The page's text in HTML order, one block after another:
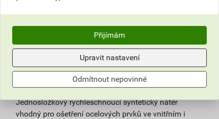
(199,44Kč bez DPH).
Číslo položky:1152025980
Katalogový kód: 9N93A
Jednosložkový rychleschnoucí syntetický nátěr
vhodný pro ošetření ocelových prvků ve vnitřním i
Přijímám
Upravit nastavení
Odmítnout nepovinné